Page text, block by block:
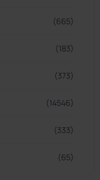
(665)
(183)
(373)
(14546)
(333)
(65)